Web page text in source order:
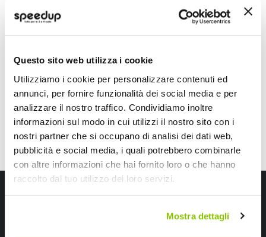
Questo sito web utilizza i cookie
Utilizziamo i cookie per personalizzare contenuti ed
annunci, per fornire funzionalità dei social media e per
analizzare il nostro traffico. Condividiamo inoltre
informazioni sul modo in cui utilizzi il nostro sito con i
nostri partner che si occupano di analisi dei dati web,
pubblicità e social media, i quali potrebbero combinarle
con altre informazioni che hai fornito loro o che hanno
raccolto dal tuo utilizzo dei loro servizi.
Mostra dettagli
Tappeti in gomma-Pvc universale Maxi - LAMPA
Prezzo
speciale
27,70 €
CONSEGNA IN 48H
Iscriviti alla newsletter Speedup
Ricevi subito uno sconto del 10% per il tuo primo acquisto online!